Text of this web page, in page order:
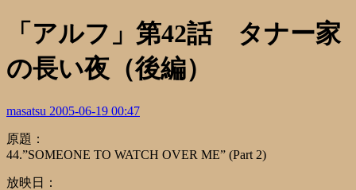
「アルフ」第42話 タナー家
の長い夜（後編）
masatsu 2005-06-19 00:47
原題：
44.”SOMEONE TO WATCH OVER ME” (Part 2)
放映日：